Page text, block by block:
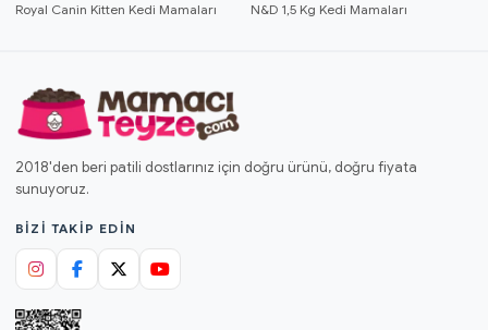
Royal Canin Kitten Kedi Mamaları
N&D 1,5 Kg Kedi Mamaları
2018'den beri patili dostlarınız için doğru ürünü, doğru fiyata
sunuyoruz.
BIZI TAKIP EDIN